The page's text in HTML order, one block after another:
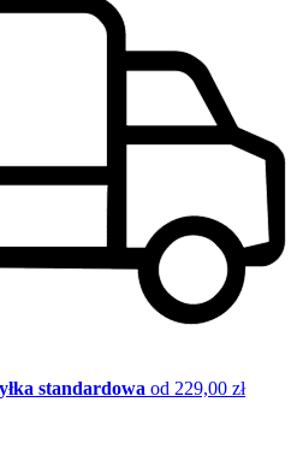
standardowa od 229,00 zł